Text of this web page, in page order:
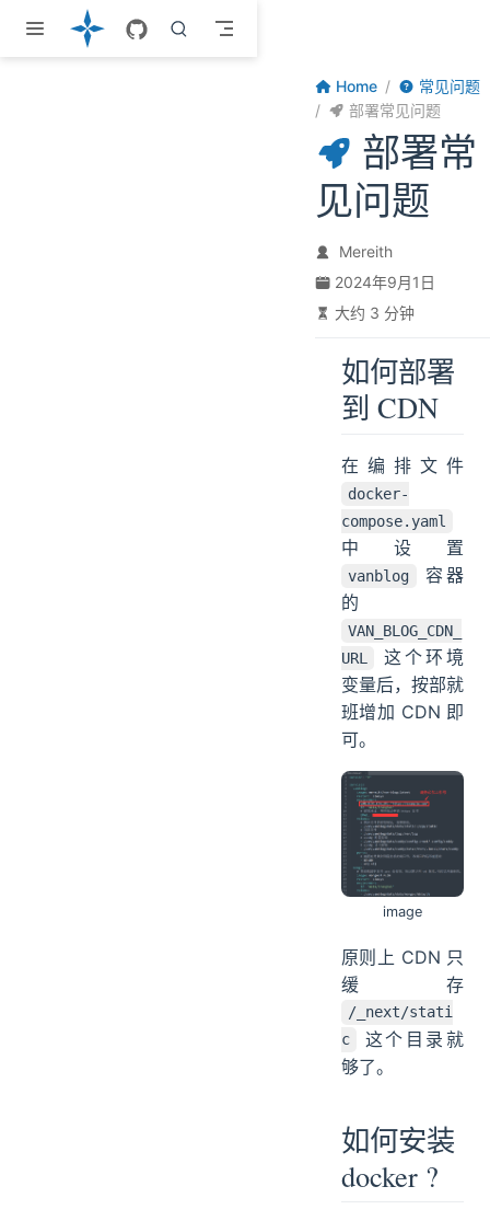
跳至主要內容
Home
常见问题
部署常见问题
部署常
见问题
Mereith
2024年9月1日
大约 3 分钟
如何部署
到 CDN
在编排文件
docker-
compose.yaml
中设置
vanblog
容器
的
VAN_BLOG_CDN_
URL
这个环境
变量后，按部就
班增加 CDN 即
可。
image
原则上 CDN 只
缓存
/_next/stati
c
这个目录就
够了。
如何安装
docker ?